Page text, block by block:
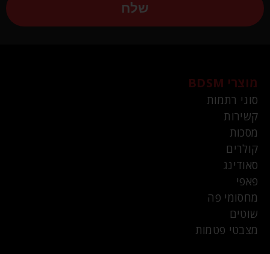
שלח
מוצרי BDSM
סוגי רתמות
קשירות
מסכות
קולרים
סאודינג
פאפי
מחסומי פה
שוטים
מצבטי פטמות